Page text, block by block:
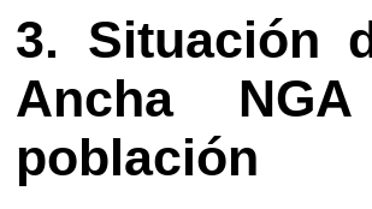
3. Situación
Ancha
población